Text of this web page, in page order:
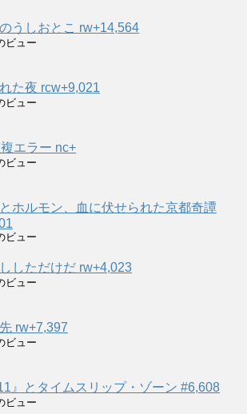
うしおとこ rw+14,564
ビュー
た夜 rcw+9,021
ビュー
エラー nc+
ビュー
ホルモン、血に伏せられた京都奇譚
ビュー
しただけだ rw+4,023
ビュー
rw+7,397
ビュー
』とタイムスリップ・ゾーン #6,608
ビュー